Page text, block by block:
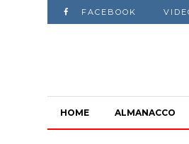
FACEBOOK
HOME ALMANACCO